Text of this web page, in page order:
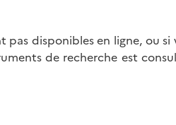
pas disponibles en ligne, ou
de recherche est